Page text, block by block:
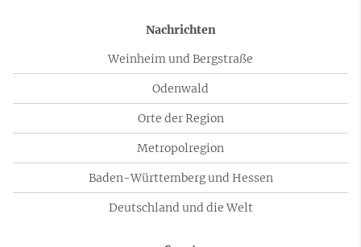
Nachrichten
Weinheim und Bergstraße
Odenwald
Orte der Region
Metropolregion
Baden-Württemberg und Hessen
Deutschland und die Welt